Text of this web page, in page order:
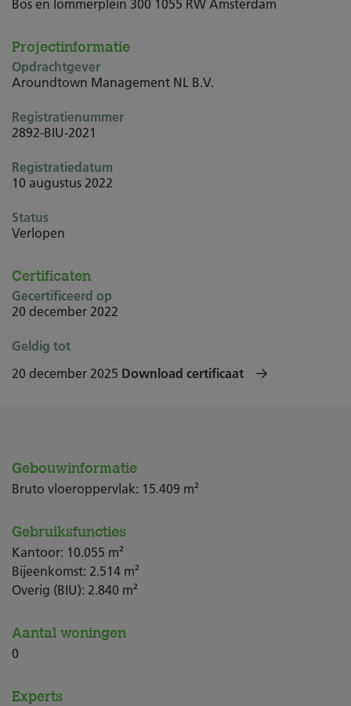
Bos en lommerplein 300 1055 RW Amsterdam
Projectinformatie
Opdrachtgever
Aroundtown Management NL B.V.
Registratienummer
2892-BIU-2021
Registratiedatum
10 augustus 2022
Status
Verlopen
Certificaten
Gecertificeerd op
20 december 2022
Geldig tot
20 december 2025 Download certificaat
Gebouwinformatie
Bruto vloeroppervlak: 15.409 m²
Gebruiksfuncties
Kantoor: 10.055 m²
Bijeenkomst: 2.514 m²
Overig (BIU): 2.840 m²
Aantal woningen
0
Experts